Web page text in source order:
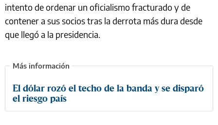
intento de ordenar un oficialismo fracturado y de
contener a sus socios tras la derrota más dura desde
que llegó a la presidencia.
El dólar rozó el techo de la banda y se disparó
el riesgo país